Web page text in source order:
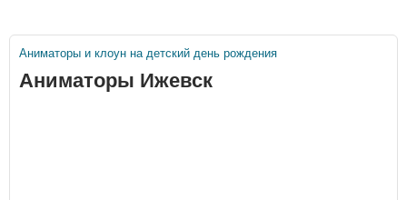
клоуны, фокусники. Аниматору.
РФ
Вы здесь
Аниматоры и клоун на детский день рождения
Аниматоры Ижевск